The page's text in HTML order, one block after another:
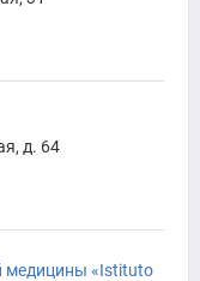
д. 64
медицины «Istituto